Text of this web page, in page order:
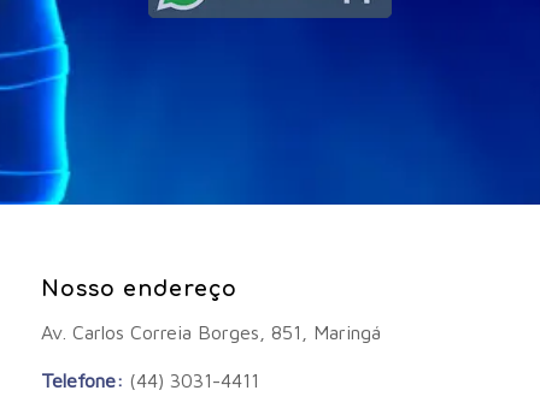
Nosso endereço
Av. Carlos Correia Borges, 851, Maringá
Telefone: (44) 3031-4411